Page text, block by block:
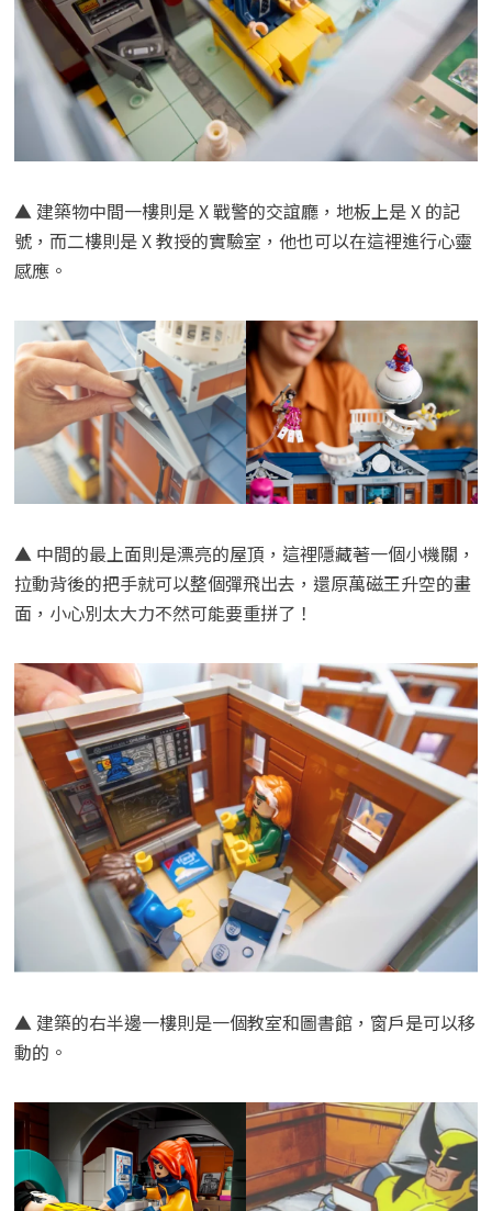
▲ 建築物中間一樓則是 X 戰警的交誼廳，地板上是 X 的記
號，而二樓則是 X 教授的實驗室，他也可以在這裡進行心靈
感應。
▲ 中間的最上面則是漂亮的屋頂，這裡隱藏著一個小機關，
拉動背後的把手就可以整個彈飛出去，還原萬磁王升空的畫
面，小心別太大力不然可能要重拼了！
▲ 建築的右半邊一樓則是一個教室和圖書館，窗戶是可以移
動的。